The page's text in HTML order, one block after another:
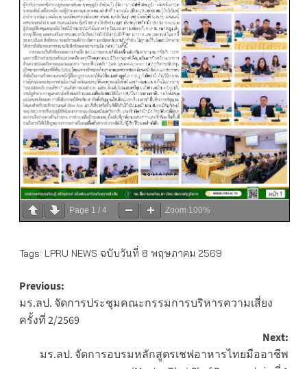
Page 1 / 4 Zoom 100%
Tags: LPRU NEWS ฉบับวันที่ 8 พฤษภาคม 2569
Post
navigation
Previous:
มร.ลป. จัดการประชุมคณะกรรมการบริหารความเสี่ยง
ครั้งที่ 2/2569
Next:
มร.ลป. จัดการอบรมหลักสูตรเชฟอาหารไทยมืออาชีพ